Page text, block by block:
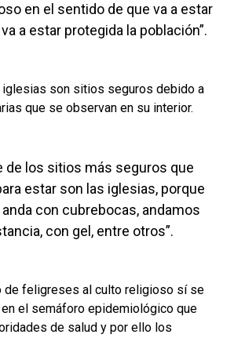
en el sentido de que va a estar
a estar protegida la población”.
iglesias son sitios seguros debido a
que se observan en su interior.
de los sitios más seguros que
estar son las iglesias, porque
con cubrebocas, andamos
con gel, entre otros”.
de feligreses al culto religioso sí se
el semáforo epidemiológico que
de salud y por ello los